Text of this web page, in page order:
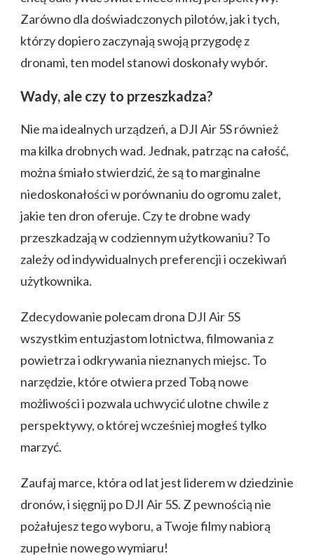
Zarówno dla doświadczonych pilotów, jak i tych,
którzy dopiero zaczynają swoją przygodę z
dronami, ten model stanowi doskonały wybór.
Wady, ale czy to przeszkadza?
Nie ma idealnych urządzeń, a DJI Air 5S również
ma kilka drobnych wad. Jednak, patrząc na całość,
można śmiało stwierdzić, że są to marginalne
niedoskonałości w porównaniu do ogromu zalet,
jakie ten dron oferuje. Czy te drobne wady
przeszkadzają w codziennym użytkowaniu? To
zależy od indywidualnych preferencji i oczekiwań
użytkownika.
Zdecydowanie polecam drona DJI Air 5S
wszystkim entuzjastom lotnictwa, filmowania z
powietrza i odkrywania nieznanych miejsc. To
narzędzie, które otwiera przed Tobą nowe
możliwości i pozwala uchwycić ulotne chwile z
perspektywy, o której wcześniej mogłeś tylko
marzyć.
Zaufaj marce, która od lat jest liderem w dziedzinie
dronów, i sięgnij po DJI Air 5S. Z pewnością nie
pożałujesz tego wyboru, a Twoje filmy nabiorą
zupełnie nowego wymiaru!